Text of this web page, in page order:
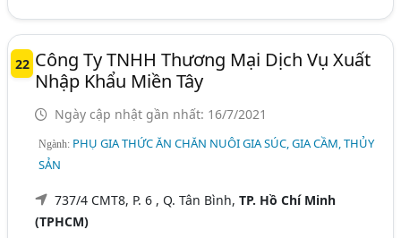
22 Công Ty TNHH Thương Mại Dịch Vụ Xuất
Nhập Khẩu Miền Tây
Ngày cập nhật gần nhất: 16/7/2021
Ngành: PHỤ GIA THỨC ĂN CHĂN NUÔI GIA SÚC, GIA CẦM, THỦY
SẢN
737/4 CMT8, P. 6 , Q. Tân Bình,TP. Hồ Chí Minh
(TPHCM)